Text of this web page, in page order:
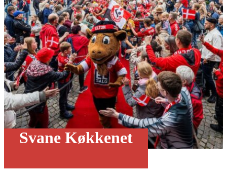
Svane Køkkenet